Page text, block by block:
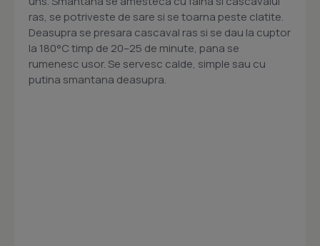
ras, se potriveste de sare si se toarna peste clatite.
Deasupra se presara cascaval ras si se dau la cuptor
la 180°C timp de 20–25 de minute, pana se
rumenesc usor. Se servesc calde, simple sau cu
putina smantana deasupra.